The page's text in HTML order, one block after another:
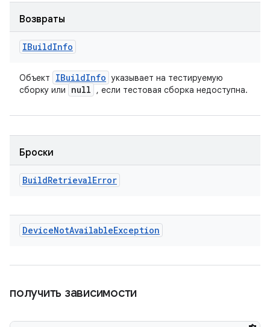
Возвраты
IBuildInfo
Объект IBuildInfo указывает на тестируемую
сборку или
null , если тестовая сборка недоступна.
Броски
BuildRetrievalError
DeviceNotAvailableException
получить зависимости